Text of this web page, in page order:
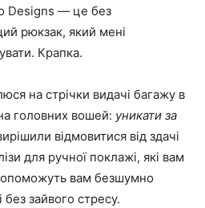
Designs — це без
рюкзак, який мені
Крапка.
на стрічки видачі багажу в
головних вошей: уникати за
відмовитися від здачі
для ручної поклажі, які вам
вам безшумно
без зайвого стресу.